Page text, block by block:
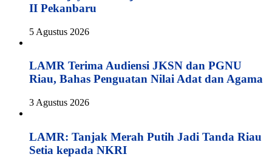
II Pekanbaru
5 Agustus 2026
LAMR Terima Audiensi JKSN dan PGNU
Riau, Bahas Penguatan Nilai Adat dan Agama
3 Agustus 2026
LAMR: Tanjak Merah Putih Jadi Tanda Riau
Setia kepada NKRI